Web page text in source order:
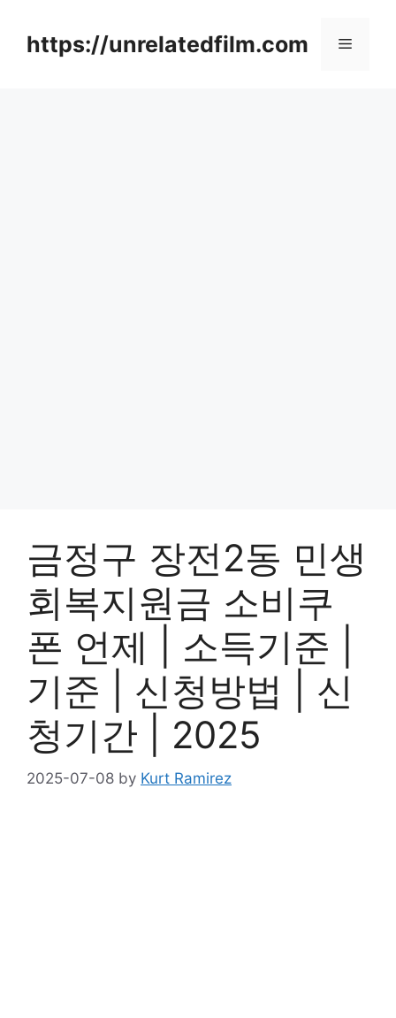
contenthttps://unrelatedfilm.com Menu
금정구 장전2동 민생
회복지원금 소비쿠
폰 언제 | 소득기준 |
기준 | 신청방법 | 신
청기간 | 2025
2025-07-08 by Kurt Ramirez